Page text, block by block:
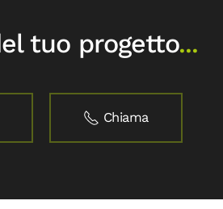
tuo progetto...
Chiama